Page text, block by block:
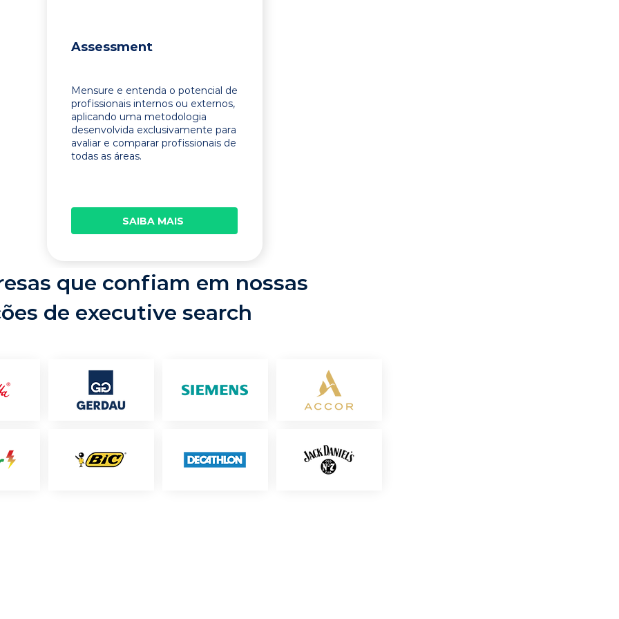
Assessment
Mensure e entenda o potencial de
profissionais internos ou externos,
aplicando uma metodologia
desenvolvida exclusivamente para
avaliar e comparar profissionais de
todas as áreas.
SAIBA MAIS
que confiam em nossas
de executive search